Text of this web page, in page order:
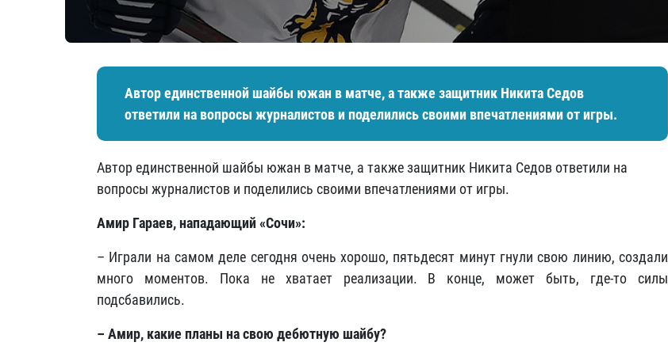
Автор единственной шайбы южан в матче, а также защитник Никита Седов
ответили на вопросы журналистов и поделились своими впечатлениями от игры.
Автор единственной шайбы южан в матче, а также защитник Никита Седов ответили на
вопросы журналистов и поделились своими впечатлениями от игры.
Амир Гараев, нападающий «Сочи»:
– Играли на самом деле сегодня очень хорошо, пятьдесят минут гнули свою линию, создали
много моментов. Пока не хватает реализации. В конце, может быть, где-то силы
подсбавились.
– Амир, какие планы на свою дебютную шайбу?